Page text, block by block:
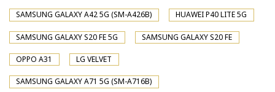
SAMSUNG GALAXY A42 5G (SM-A426B) HUAWEI P40 LITE 5G
SAMSUNG GALAXY S20 FE 5G SAMSUNG GALAXY S20 FE
OPPO A31 LG VELVET
SAMSUNG GALAXY A71 5G (SM-A716B)